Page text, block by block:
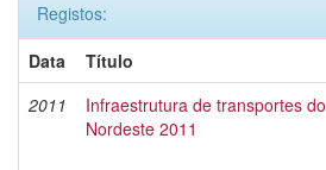
Registos:
Data
Título
2011
Infraestrutura de transportes do
Nordeste 2011